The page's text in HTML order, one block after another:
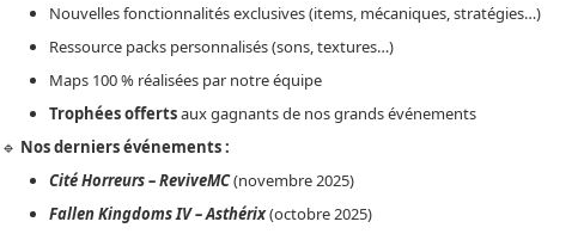
Nouvelles fonctionnalités exclusives (items, mécaniques, stratégies…)
Ressource packs personnalisés (sons, textures…)
Maps 100 % réalisées par notre équipe
Trophées offertsaux gagnants de nos grands événements
🔹 Nos derniers événements :
Cité Horreurs – ReviveMC(novembre 2025)
Fallen Kingdoms IV – Asthérix(octobre 2025)